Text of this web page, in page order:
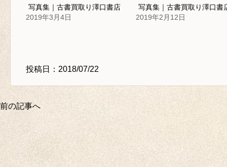
写真集｜古書買取り澤口書店
2019年3月4日
写真集｜古書買取り澤口書
2019年2月12日
投稿日：2018/07/22
前の記事へ